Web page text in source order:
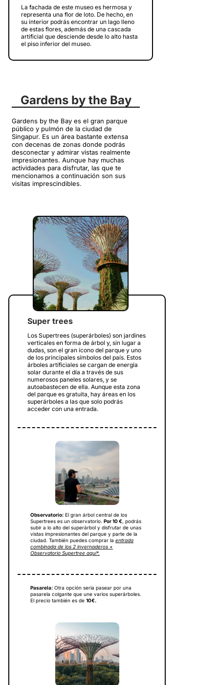
La fachada de este museo es hermosa y
representa una flor de loto. De hecho, en
su interior podrás encontrar un lago lleno
de estas flores, además de una cascada
artificial que desciende desde lo alto hasta
el piso inferior del museo.
Gardens by the Bay
Gardens by the Bay es el gran parque
público y pulmón de la ciudad de
Singapur. Es un área bastante extensa
con decenas de zonas donde podrás
desconectar y admirar vistas realmente
impresionantes. Aunque hay muchas
actividades para disfrutar, las que te
mencionamos a continuación son sus
visitas imprescindibles.
Super trees
Los Supertrees (superárboles) son jardines
verticales en forma de árbol y, sin lugar a
dudas, son el gran ícono del parque y uno
de los principales símbolos del país. Estos
árboles artificiales se cargan de energía
solar durante el día a través de sus
numerosos paneles solares, y se
autoabastecen de ella. Aunque esta zona
del parque es gratuita, hay áreas en los
superárboles a las que solo podrás
acceder con una entrada.
Observatorio: El gran árbol central de los
Supertrees es un observatorio. Por 10 €, podrás
subir a lo alto del superárbol y disfrutar de unas
vistas impresionantes del parque y parte de la
ciudad. También puedes comprar la entrada
combinada de los 2 invernaderos +
Observatorio Supertree aquí*.
Pasarela: Otra opción sería pasear por una
pasarela colgante que une varios superárboles.
El precio también es de 10€.